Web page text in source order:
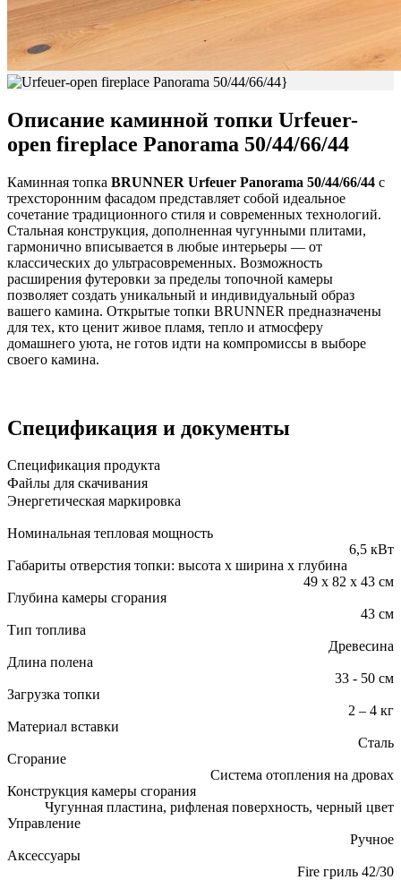
Описание каминной топки Urfeuer-
open fireplace Panorama 50/44/66/44
Каминная топка BRUNNER Urfeuer Panorama 50/44/66/44 с
трехсторонним фасадом представляет собой идеальное
сочетание традиционного стиля и современных технологий.
Стальная конструкция, дополненная чугунными плитами,
гармонично вписывается в любые интерьеры — от
классических до ультрасовременных. Возможность
расширения футеровки за пределы топочной камеры
позволяет создать уникальный и индивидуальный образ
вашего камина. Открытые топки BRUNNER предназначены
для тех, кто ценит живое пламя, тепло и атмосферу
домашнего уюта, не готов идти на компромиссы в выборе
своего камина.
Спецификация и документы
Спецификация продукта
Файлы для скачивания
Энергетическая маркировка
Номинальная тепловая мощность
6,5 кВт
Габариты отверстия топки: высота x ширина x глубина
49 x 82 x 43 см
Глубина камеры сгорания
43 см
Тип топлива
Древесина
Длина полена
33 - 50 см
Загрузка топки
2 – 4 кг
Материал вставки
Сталь
Сгорание
Cистема отопления на дровах
Конструкция камеры сгорания
Чугунная пластина, рифленая поверхность, черный цвет
Управление
Ручное
Аксессуары
Fire гриль 42/30